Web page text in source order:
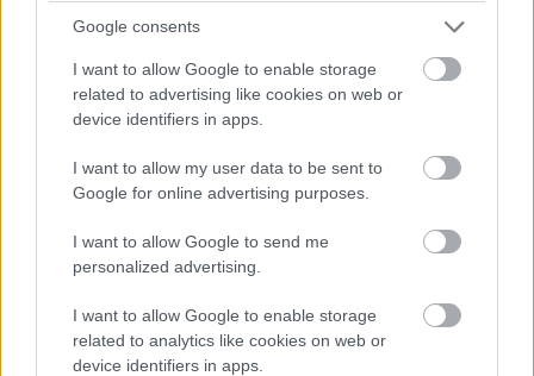
Google consents
I want to allow Google to enable storage
related to advertising like cookies on web or
device identifiers in apps.
I want to allow my user data to be sent to
Google for online advertising purposes.
I want to allow Google to send me
personalized advertising.
I want to allow Google to enable storage
related to analytics like cookies on web or
device identifiers in apps.
Titanic (1997)
Rengeteg mindent lehet erről a James Cameron-filmről
is megemlíteni - akár a munkálatokat, akár a színészeket,
sokkal inkább egy kedves és nem utolsó sorban
impozáns kikacsintásra fókuszálunk most. Akármelyik
órát nézzük meg a Titanicon, az mindig 2:20-at mutat
valamiért. Ha egy kicsit utána olvasunk, akkor
megtudhatjuk, hogy pontosan ekkor, hajnali 2 óra 20